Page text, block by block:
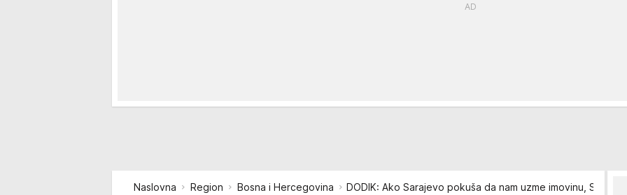
Naslovna Region Bosna i Hercegovina DODIK: Ako Sarajevo pokuša da nam uzme imovinu, Srpska